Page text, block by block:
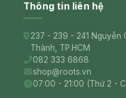
Thông tin liên hệ
237 - 239 - 241 Nguyễn
Thành, TP.HCM
082 333 6868
shop@roots.vn
07:00 - 21:00 (Thứ 2 -